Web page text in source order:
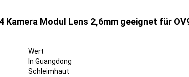
Kamera Modul Lens 2,6mm geeignet für
Wert
In Guangdong
Schleimhaut